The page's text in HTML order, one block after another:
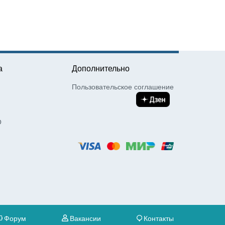
Дополнительно
Пользовательское соглашение
Форум Вакансии Контакты